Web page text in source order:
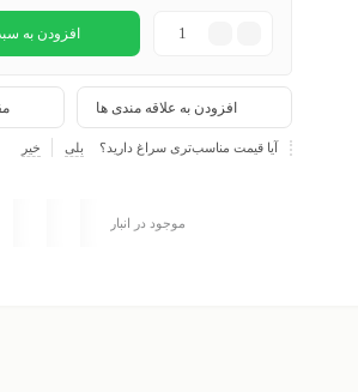
افزودن به
افزودن به علاقه مندی ها
آیا قیمت مناسب‌تری سراغ دارید؟ بلی خیر
موجود در انبار